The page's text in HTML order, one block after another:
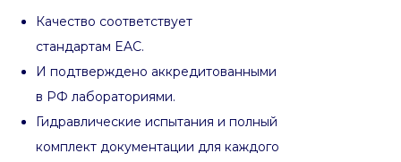
Качество соответствует
стандартам EAC.
И подтверждено аккредитованными
в РФ лабораториями.
Гидравлические испытания и полный
комплект документации для каждого